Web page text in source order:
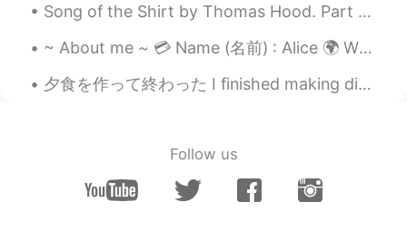
え」は初耳だけど、よくわかった！いろい
MARIMARIMARIMARI
JP EN KR
「〜する前にまずは腹ごしらえ!」（←〜す
る前になにか食べよう、をおどけて言って
る）私は言わないけどドラマとかで出てく
るわ。😄
Song of the Shirt by Thomas Hood. Part 6 of 6. With fingers weary and worn, With eyelids hea...
~ About me ~ 💳 Name (名前) : Alice 🌍 Where are you from? (出身) : Australia 🇦🇺 📈 Height (背の高さ) : 160c...
夕食を作って終わった I finished making dinner 作ることがとても楽しかった It was a lot of fun to make it そして肉の量が凄くちゃった(...
Follow us